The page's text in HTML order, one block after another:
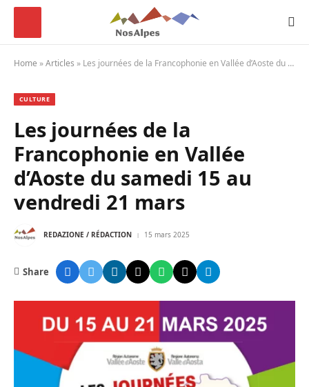
Home »Articles » Les journées de la Francophonie en Vallée d’Aoste du samedi 15 au vendredi 21 mars
CULTURE
Les journées de la
Francophonie en Vallée
d’Aoste du samedi 15 au
vendredi 21 mars
REDAZIONE / RÉDACTION 15 mars 2025
Share